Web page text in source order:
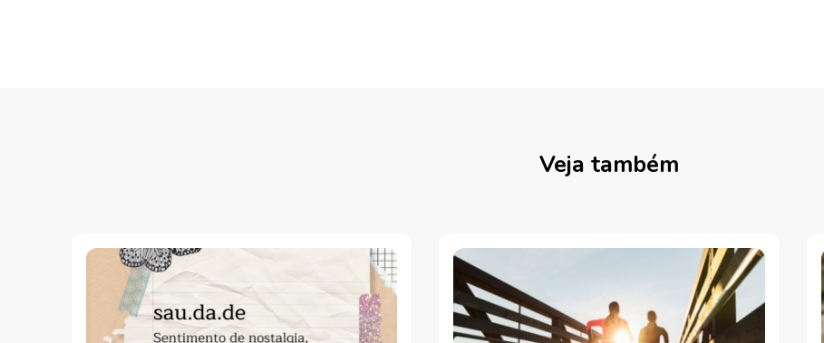
Veja também